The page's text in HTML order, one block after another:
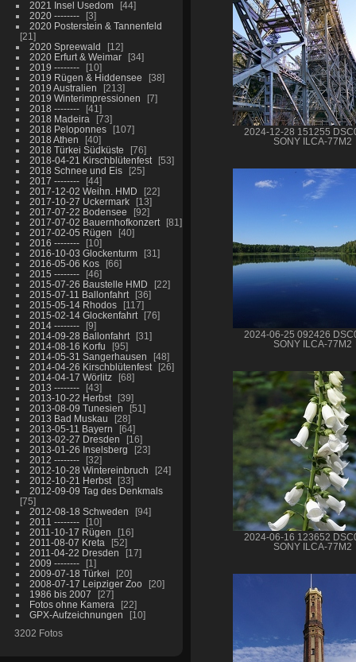
2021 Insel Usedom
44
2020 --------
3
2020 Posterstein & Tannenfeld
21
2020 Spreewald
12
2020 Erfurt & Weimar
34
2019 --------
10
2019 Rügen & Hiddensee
38
2019 Australien
213
2019 Winterimpressionen
7
2018 --------
41
2018 Madeira
73
2018 Peloponnes
107
2018 Athen
40
2018 Türkei Südküste
76
2018-04-21 Kirschblütenfest
53
2018 Schnee und Eis
25
2017 --------
44
2017-12-02 Weihn. HMD
22
2017-10-27 Uckermark
13
2017-07-22 Bodensee
92
2017-07-02 Bauernhofkonzert
81
2017-02-05 Rügen
40
2016 --------
10
2016-10-03 Glockenturm
31
2016-05-06 Kos
66
2015 --------
46
2015-07-26 Baustelle HMD
22
2015-07-11 Ballonfahrt
36
2015-05-14 Rhodos
117
2015-02-14 Glockenfahrt
76
2014 --------
9
2014-09-28 Ballonfahrt
31
2014-08-16 Korfu
95
2014-05-31 Sangerhausen
48
2014-04-26 Kirschblütenfest
26
2014-04-17 Wörlitz
68
2013 --------
43
2013-10-22 Herbst
39
2013-08-09 Tunesien
51
2013 Bad Muskau
28
2013-05-11 Bayern
64
2013-02-27 Dresden
16
2013-01-26 Inselsberg
23
2012 --------
32
2012-10-28 Wintereinbruch
24
2012-10-21 Herbst
33
2012-09-09 Tag des Denkmals
75
2012-08-18 Schweden
94
2011 --------
10
2011-10-17 Rügen
16
2011-08-07 Kreta
52
2011-04-22 Dresden
17
2009 --------
1
2009-07-18 Türkei
20
2008-07-17 Leipziger Zoo
20
1986 bis 2007
27
Fotos ohne Kamera
22
GPX-Aufzeichnungen
10
3202 Fotos
2024-12-28 151255
SONY ILCA-77M2
2024-06-25 092426
SONY ILCA-77M2
2024-06-16 123652
SONY ILCA-77M2